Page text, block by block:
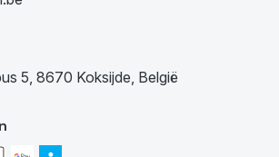
5, 8670 Koksijde, België